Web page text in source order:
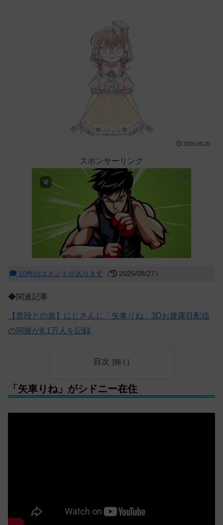
2025.08.20
スポンサーリンク
10件のコメントがあります （ 2025/08/27）
◆関連記事
【普段との差】にじさんじ「矢車りね」3Dお披露目配信
の同接が8.1万人を記録
目次
「矢車りね」がシドニー在住